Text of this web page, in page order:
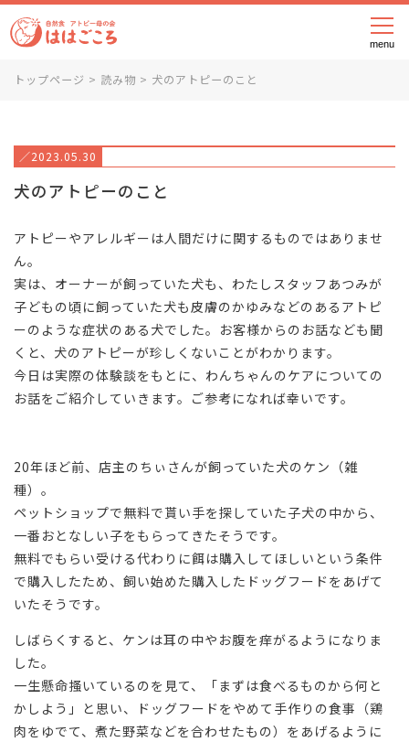
メニ
トップページ > 読み物 > 犬のアトピーのこと
／2023.05.30
犬のアトピーのこと
アトピーやアレルギーは人間だけに関するものではありませ
ん。
実は、オーナーが飼っていた犬も、わたしスタッフあつみが
子どもの頃に飼っていた犬も皮膚のかゆみなどのあるアトピ
ーのような症状のある犬でした。お客様からのお話なども聞
くと、犬のアトピーが珍しくないことがわかります。
今日は実際の体験談をもとに、わんちゃんのケアについての
お話をご紹介していきます。ご参考になれば幸いです。
20年ほど前、店主のちぃさんが飼っていた犬のケン（雑
種）。
ペットショップで無料で貰い手を探していた子犬の中から、
一番おとなしい子をもらってきたそうです。
無料でもらい受ける代わりに餌は購入してほしいという条件
で購入したため、飼い始めた購入したドッグフードをあげて
いたそうです。
しばらくすると、ケンは耳の中やお腹を痒がるようになりま
した。
一生懸命搔いているのを見て、「まずは食べるものから何と
かしよう」と思い、ドッグフードをやめて手作りの食事（鶏
肉をゆでて、煮た野菜などを合わせたもの）をあげるように